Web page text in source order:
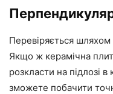
Перевіряється
Якщо ж керамічна
розкласти на підлозі
зможете побачити